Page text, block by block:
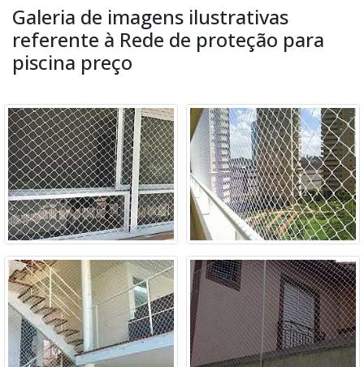
Galeria de imagens ilustrativas
referente à Rede de proteção para
piscina preço